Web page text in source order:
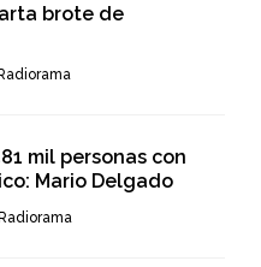
brote de
mil personas con
Mario Delgado